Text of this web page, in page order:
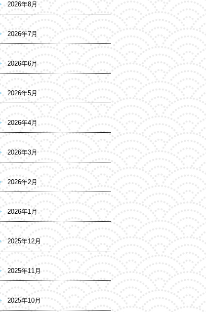
2026年8月
2026年7月
2026年6月
2026年5月
2026年4月
2026年3月
2026年2月
2026年1月
2025年12月
2025年11月
2025年10月